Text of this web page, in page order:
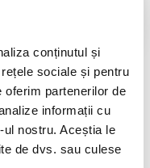
conținutul și
sociale și pentru
oferim partenerilor de
informații cu
nostru. Aceștia le
de dvs. sau culese